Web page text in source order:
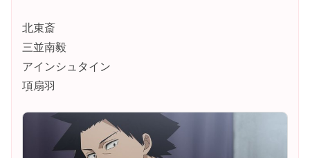
北束斎
三並南毅
アインシュタイン
項扇羽